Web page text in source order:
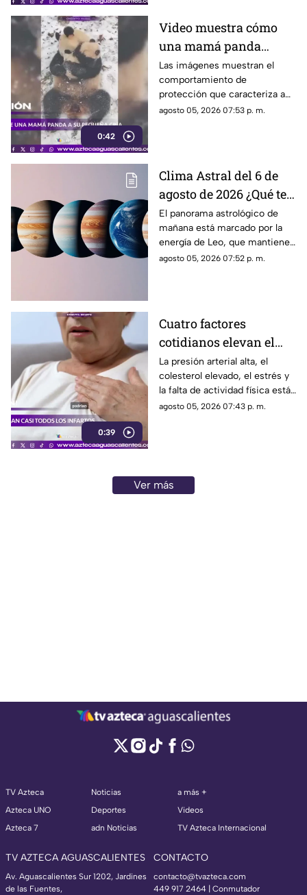
0:42
Video muestra cómo
una mamá panda
protege a su cría
Las imágenes muestran el
comportamiento de
protección que caracteriza a
las pandas gigantes durante los
agosto 05, 2026 07:53 p. m.
Clima Astral del 6 de
agosto de 2026 ¿Qué te
depara la energía del
día?
El panorama astrológico de
mañana está marcado por la
energía de Leo, que mantiene
el enfoque en la creatividad, la
agosto 05, 2026 07:52 p. m.
0:39
Cuatro factores
cotidianos elevan el
riesgo de infarto
La presión arterial alta, el
colesterol elevado, el estrés y
la falta de actividad física están
entre los principales factores
agosto 05, 2026 07:43 p. m.
Ver más
TV Azteca
Azteca UNO
Azteca 7
Noticias
Deportes
adn Noticias
a más +
Videos
TV Azteca Internacional
TV AZTECA AGUASCALIENTES
Av. Aguascalientes Sur 1202, Jardines
de las Fuentes,
CONTACTO
contacto@tvazteca.com
449 917 2464 | Conmutador